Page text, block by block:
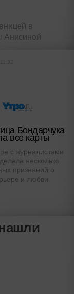
в
Анисиной
Бондарчука
все карты
с журналистами
несколько
признаний о
и любви